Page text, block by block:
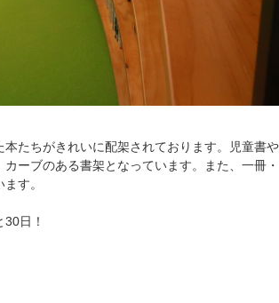
たちがきれいに配架されております。児童書
ーブのある書架となっています。また、一冊
す。
日！